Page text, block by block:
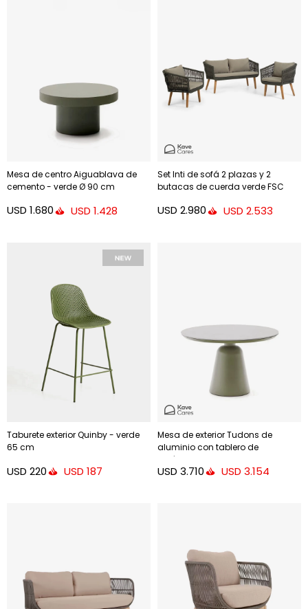
Mesa de centro Aiguablava de
cemento - verde Ø 90 cm
USD 1.680 USD 1.428
Set Inti de sofá 2 plazas y 2
butacas de cuerda verde FSC
USD 2.980 USD 2.533
Taburete exterior Quinby - verde
65 cm
USD 220 USD 187
Mesa de exterior Tudons de
aluminio con tablero de
cerámica verde, Ø120 cm
USD 3.710 USD 3.154